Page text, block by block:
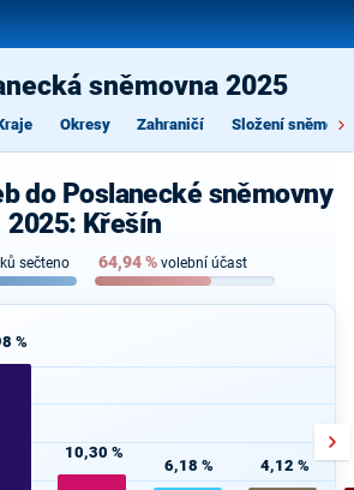
sněmovna 2025
Okresy Zahraničí Složení
do Poslanecké sněmovny
2025: Křešín
sečteno 64,94% volební účast
%
10,30 %
6,18 % 4,12 %